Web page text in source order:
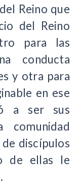
Reino que
del Reino
para las
conducta
y otra para
en ese
a ser sus
discípulos
de ellas le